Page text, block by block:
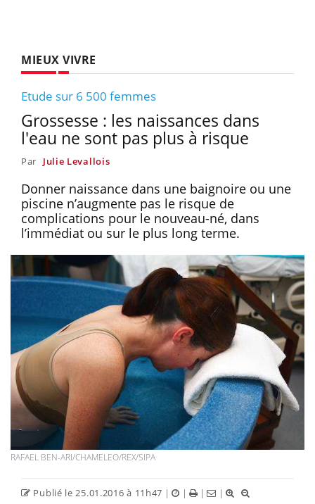
MIEUX VIVRE
Etude sur 6 500 femmes
Grossesse : les naissances dans
l'eau ne sont pas plus à risque
Par Julie Levallois
Donner naissance dans une baignoire ou une
piscine n’augmente pas le risque de
complications pour le nouveau-né, dans
l’immédiat ou sur le plus long terme.
RAFAEL BEN-ARI/CHAMELEO/REX/SIPA
Publié le 25.01.2016 à 11h47 | | | |